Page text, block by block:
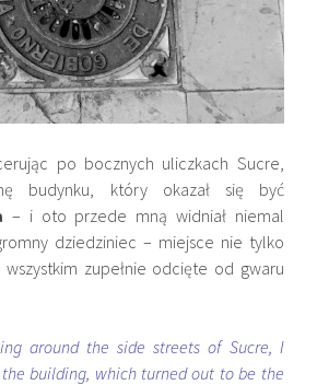
po bocznych uliczkach Sucre,
budynku, który okazał się być
– i oto przede mną widniał niemal
dziedziniec – miejsce nie tylko
zupełnie odcięte od gwaru
around the side streets of Sucre, I
building, which turned out to be the